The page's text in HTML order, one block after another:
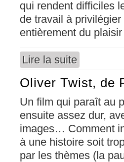
qui rendent difficiles
de travail à
entièrement du
Lire la suite
Oliver Twist, de
Un film qui paraît au
ensuite assez dur,
images… Comment
à une histoire soit
par les thèmes (la